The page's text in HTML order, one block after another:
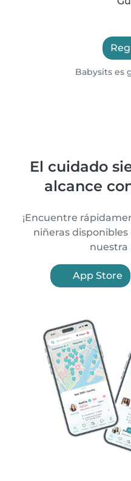
Babysits es
El cuidado
alcance
¡Encuentre
niñeras disponibles
nuestra
App Store